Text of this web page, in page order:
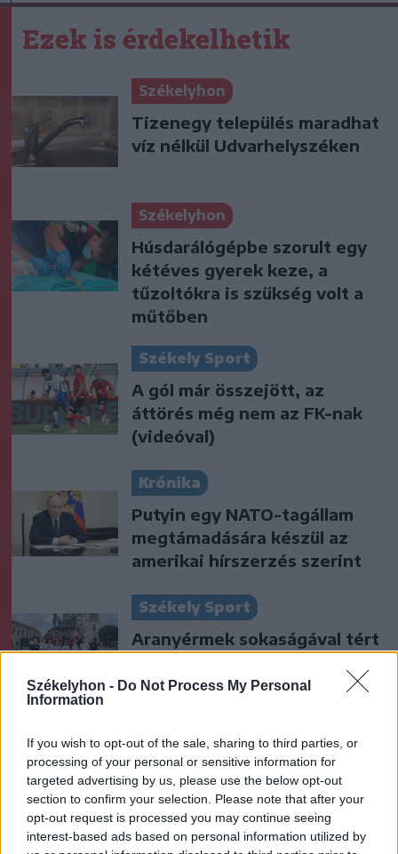
Székelyhon - Do Not Process My Personal
Information
If you wish to opt-out of the sale, sharing to third parties, or
processing of your personal or sensitive information for
targeted advertising by us, please use the below opt-out
section to confirm your selection. Please note that after your
opt-out request is processed you may continue seeing
interest-based ads based on personal information utilized by
Ezek is érdekelhetik
Székelyhon
Tizenegy település maradhat
víz nélkül Udvarhelyszéken
Székelyhon
Húsdarálógépbe szorult egy
kétéves gyerek keze, a
tűzoltókra is szükség volt a
műtőben
Székely Sport
A gól már összejött, az
áttörés még nem az FK-nak
(videóval)
Krónika
Putyin egy NATO-tagállam
megtámadására készül az
amerikai hírszerzés szerint
Székely Sport
Aranyérmek sokaságával tért
B. Máthé Zsuzsa: Az élet
„doktoriját” végeztem el az
epilepsziámmal